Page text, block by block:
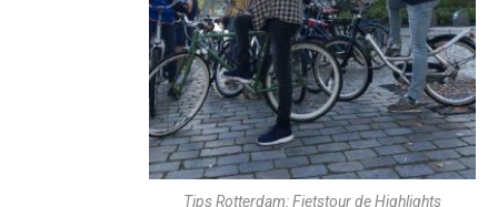
Tips Rotterdam: Fietstour de Highlights